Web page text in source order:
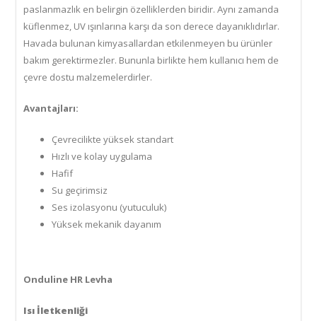
paslanmazlık en belirgin özelliklerden biridir. Aynı zamanda
küflenmez, UV ışınlarına karşı da son derece dayanıklıdırlar.
Havada bulunan kimyasallardan etkilenmeyen bu ürünler
bakım gerektirmezler. Bununla birlikte hem kullanıcı hem de
çevre dostu malzemelerdirler.
Avantajları:
Çevrecilikte yüksek standart
Hızlı ve kolay uygulama
Hafif
Su geçirimsiz
Ses izolasyonu (yutuculuk)
Yüksek mekanik dayanım
Onduline HR Levha
Isı İletkenliği